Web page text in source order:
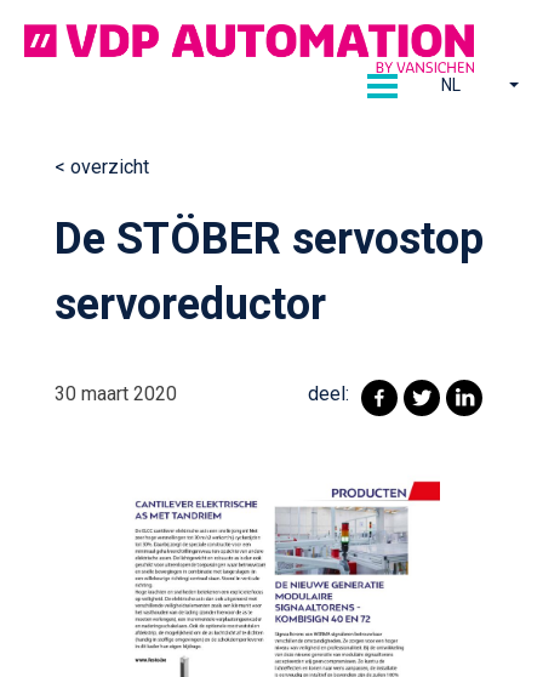
naar
NL
Continue
reading
< overzicht
De STÖBER servostop
servoreductor
30 maart 2020 deel: